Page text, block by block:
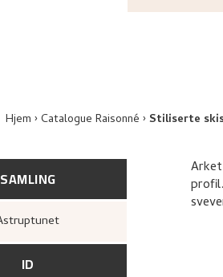
Hjem Catalogue Raisonné Stiliserte
SAMLING
Astruptunet
ID